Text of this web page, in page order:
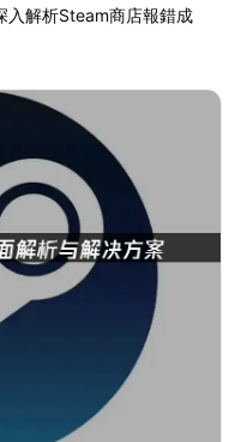
入解析Steam商店報錯成